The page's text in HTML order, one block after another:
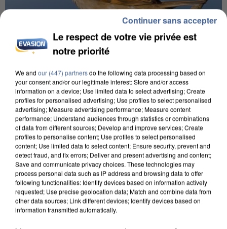
APRÈS TOUTES CES CANICULES, LES REFUGES
DE FAUNE SAUVAGE SONT...
Le respect de votre vie privée est
notre priorité
We and our (447) partnersdo the following data processing based on
your consent and/or our legitimate interest: Store and/or access
information on a device; Use limited data to select advertising; Create
profiles for personalised advertising; Use profiles to select personalised
advertising; Measure advertising performance; Measure content
performance; Understand audiences through statistics or combinations
of data from different sources; Develop and improve services; Create
profiles to personalise content; Use profiles to select personalised
content; Use limited data to select content; Ensure security, prevent and
detect fraud, and fix errors; Deliver and present advertising and content;
Save and communicate privacy choices. These technologies may
process personal data such as IP address and browsing data to offer
following functionalities: Identify devices based on information actively
requested; Use precise geolocation data; Match and combine data from
other data sources; Link different devices; Identify devices based on
information transmitted automatically.
Continuer sans accepter